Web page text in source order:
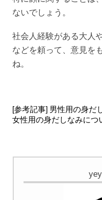
ないでしょう。
社会人経験がある大人
などを頼って、意見を
ね。
[参考記事] 男性用の身だ
女性用の身だしなみにつ